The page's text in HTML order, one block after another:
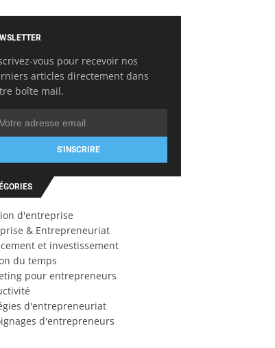
vous pour recevoir nos
articles directement dans
boîte mail.
S'INSCRIRE
d'entreprise
& Entrepreneuriat
et investissement
du temps
pour entrepreneurs
d'entrepreneuriat
d'entrepreneurs